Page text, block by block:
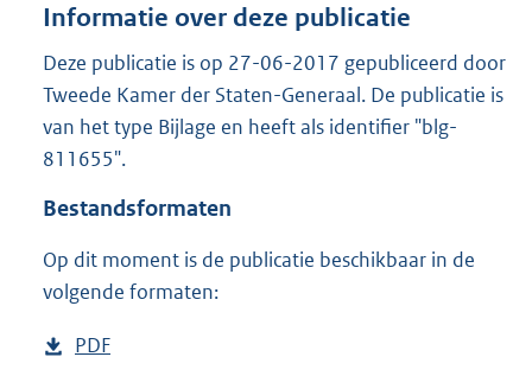
t
e
:
1
Informatie over deze publicatie
Deze publicatie is op 27-06-2017 gepubliceerd door
Tweede Kamer der Staten-Generaal. De publicatie is
van het type Bijlage en heeft als identifier "blg-
811655".
Bestandsformaten
Op dit moment is de publicatie beschikbaar in de
volgende formaten:
D
PDF